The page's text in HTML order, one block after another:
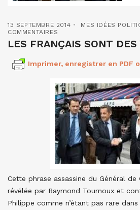
13 SEPTEMBRE 2014 MES IDÉES
COMMENTAIRES
LES FRANÇAIS SONT
Imprimer, enregistrer en PDF
Cette phrase assassine du Général de
révélée par Raymond Tournoux et
Philippe comme n’étant pas rare